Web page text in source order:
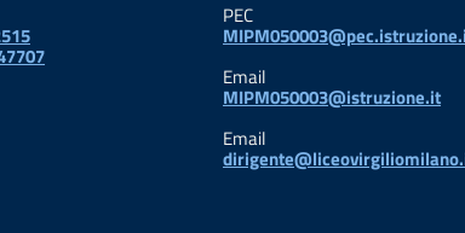
PEC
Email
MIPM050003@istruzione.it
Email